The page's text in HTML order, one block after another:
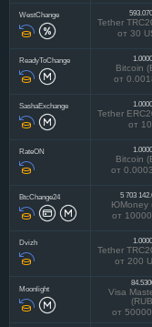
WestChange
Tether
от 30
ReadyToChange 1.0000
Bitcoin
от
SashaExchange 1.0000
Tether
от
RateON 1.0000
Bitcoin
от
BtcChange24 5 703
ЮMoney
от
Dvizh 1.0000
Tether
от 200
Moonlight
Visa
от